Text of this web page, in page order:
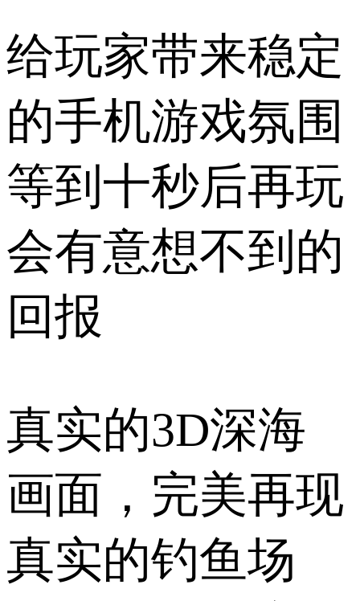
给玩家带来稳定
的手机游戏氛围
等到十秒后再玩
会有意想不到的
回报
真实的3D深海
画面，完美再现
真实的钓鱼场